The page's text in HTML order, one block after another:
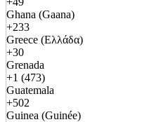
Ghana (Gaana)
+233
Greece (Ελλάδα)
+30
Grenada
+1 (473)
Guatemala
+502
Guinea (Guinée)